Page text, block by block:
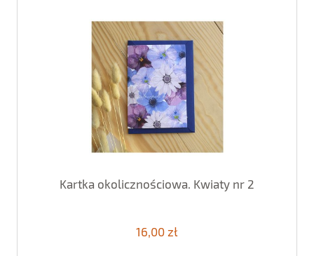
Kartka okolicznościowa. Kwiaty nr 2
16,00 zł